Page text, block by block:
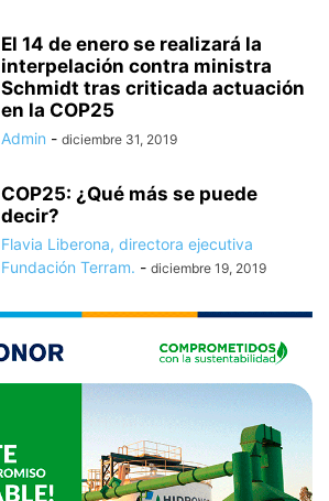
El 14 de enero se realizará la
interpelación contra ministra
Schmidt tras criticada actuación
en la COP25
Admin - diciembre 31, 2019
COP25: ¿Qué más se puede
decir?
Flavia Liberona, directora ejecutiva
Fundación Terram. - diciembre 19, 2019